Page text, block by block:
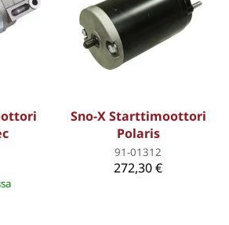
Sno-X Starttimoottori
Polaris
91-01312
272,30 €